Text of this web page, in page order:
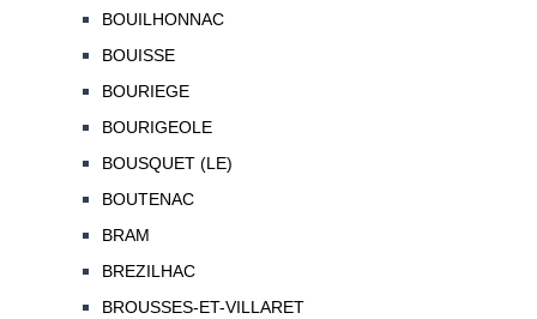
BOUILHONNAC
BOUISSE
BOURIEGE
BOURIGEOLE
BOUSQUET (LE)
BOUTENAC
BRAM
BREZILHAC
BROUSSES-ET-VILLARET